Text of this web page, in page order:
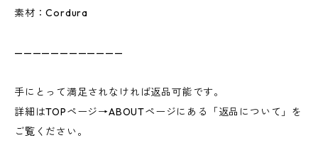
素材：Cordura
————————————
手にとって満足されなければ返品可能です。
詳細はTOPページ→ABOUTページにある「返品について」を
ご覧ください。